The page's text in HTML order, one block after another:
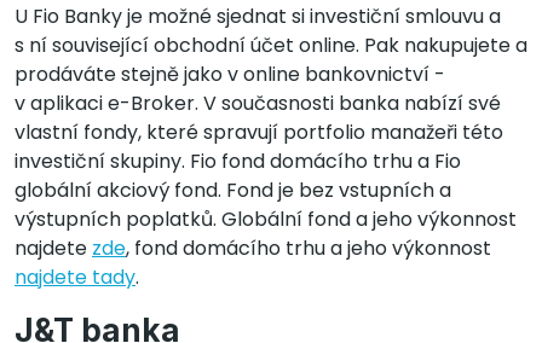
U Fio Banky je možné sjednat si investiční smlouvu a
s ní související obchodní účet online. Pak nakupujete a
prodáváte stejně jako v online bankovnictví -
v aplikaci e-Broker. V současnosti banka nabízí své
vlastní fondy, které spravují portfolio manažeři této
investiční skupiny. Fio fond domácího trhu a Fio
globální akciový fond. Fond je bez vstupních a
výstupních poplatků. Globální fond a jeho výkonnost
najdete zde, fond domácího trhu a jeho výkonnost
najdete tady.
J&T banka